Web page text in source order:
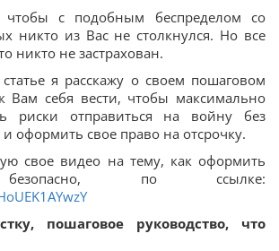
с подобным беспределом со
никто из Вас не столкнулся. Но все
никто не застрахован.
я расскажу о своем пошаговом
Вам себя вести, чтобы максимально
риски отправиться на войну без
и оформить свое право на отсрочку.
свое видео на тему, как оформить
безопасно, по ссылке:
пошаговое руководство, что